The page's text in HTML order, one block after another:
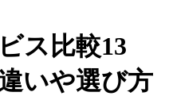
ス比較13
いや選び方